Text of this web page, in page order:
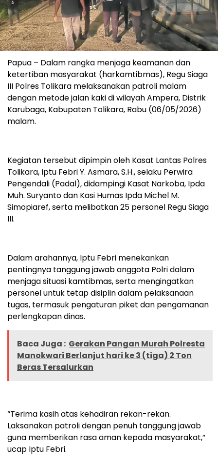
Papua – Dalam rangka menjaga keamanan dan
ketertiban masyarakat (harkamtibmas), Regu Siaga
III Polres Tolikara melaksanakan patroli malam
dengan metode jalan kaki di wilayah Ampera, Distrik
Karubaga, Kabupaten Tolikara, Rabu (06/05/2026)
malam.
Kegiatan tersebut dipimpin oleh Kasat Lantas Polres
Tolikara, Iptu Febri Y. Asmara, S.H., selaku Perwira
Pengendali (Padal), didampingi Kasat Narkoba, Ipda
Muh. Suryanto dan Kasi Humas Ipda Michel M.
Simopiaref, serta melibatkan 25 personel Regu Siaga
III.
Dalam arahannya, Iptu Febri menekankan
pentingnya tanggung jawab anggota Polri dalam
menjaga situasi kamtibmas, serta mengingatkan
personel untuk tetap disiplin dalam pelaksanaan
tugas, termasuk pengaturan piket dan pengamanan
perlengkapan dinas.
Baca Juga : Gerakan Pangan Murah Polresta
Manokwari Berlanjut hari ke 3 (tiga) 2 Ton
Beras Tersalurkan
“Terima kasih atas kehadiran rekan-rekan.
Laksanakan patroli dengan penuh tanggung jawab
guna memberikan rasa aman kepada masyarakat,”
ucap Iptu Febri.